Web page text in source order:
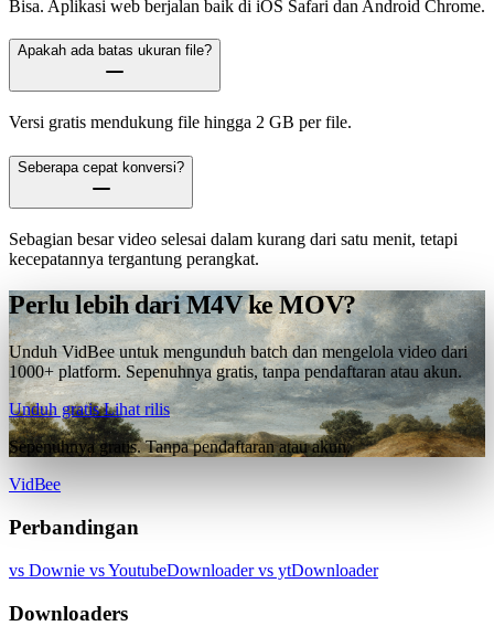
Bisa. Aplikasi web berjalan baik di iOS Safari dan Android Chrome.
Apakah ada batas ukuran file?
Versi gratis mendukung file hingga 2 GB per file.
Seberapa cepat konversi?
Sebagian besar video selesai dalam kurang dari satu menit, tetapi
kecepatannya tergantung perangkat.
Perlu lebih dari M4V ke MOV?
Unduh VidBee untuk mengunduh batch dan mengelola video dari
1000+ platform. Sepenuhnya gratis, tanpa pendaftaran atau akun.
Unduh gratisLihat rilis
Sepenuhnya gratis. Tanpa pendaftaran atau akun.
VidBee
Perbandingan
vs Downie vs YoutubeDownloadervs ytDownloader
Downloaders